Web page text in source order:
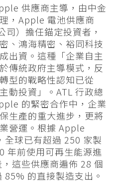
供應商主導，由中金
，Apple 電池供應商
司）擔任錨定投資者，
、鴻海精密、裕同科技
出資。這種「企業自主
傳統政府主導模式，反
型的戰略性認知已從
動投資」。ATL 行政總
的緊密合作中，企業
生產的重大進步，更將
營運。根據 Apple
全球已有超過 250 家製
年前使用可再生能源進
這些供應商遍佈 28 個
的直接製造支出。